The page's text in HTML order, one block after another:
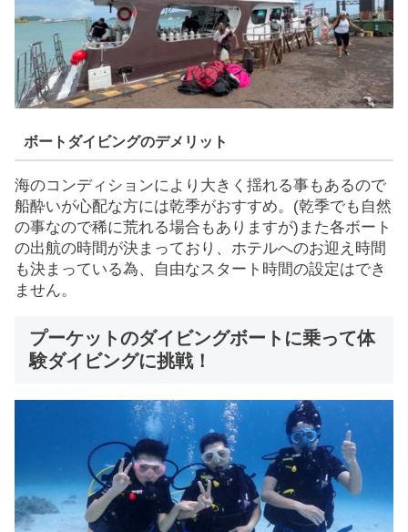
ボートダイビングのデメリット
海のコンディションにより大きく揺れる事もあるので
船酔いが心配な方には乾季がおすすめ。(乾季でも自然
の事なので稀に荒れる場合もありますが)また各ボート
の出航の時間が決まっており、ホテルへのお迎え時間
も決まっている為、自由なスタート時間の設定はでき
ません。
プーケットのダイビングボートに乗って体
験ダイビングに挑戦！